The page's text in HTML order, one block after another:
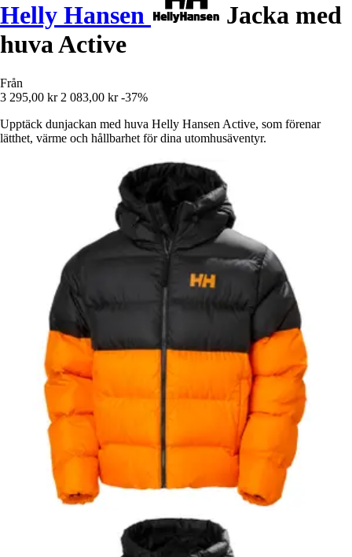
Helly Hansen
Jacka med
huva Active
Från
3 295,00 kr 2 083,00 kr -37%
Upptäck dunjackan med huva Helly Hansen Active, som förenar
lätthet, värme och hållbarhet för dina utomhusäventyr.